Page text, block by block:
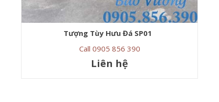
Tượng Tùy Hưu Đá SP01
Call 0905 856 390
Liên hệ